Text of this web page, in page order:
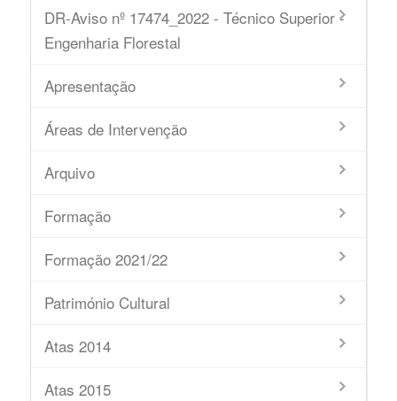
DR-Aviso nº 17474_2022 - Técnico Superior -
Engenharia Florestal
Apresentação
Áreas de Intervenção
Arquivo
Formação
Formação 2021/22
Património Cultural
Atas 2014
Atas 2015